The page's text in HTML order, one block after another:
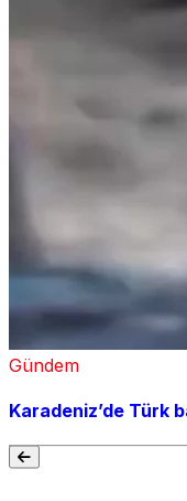
Gündem
Karadeniz’de Türk